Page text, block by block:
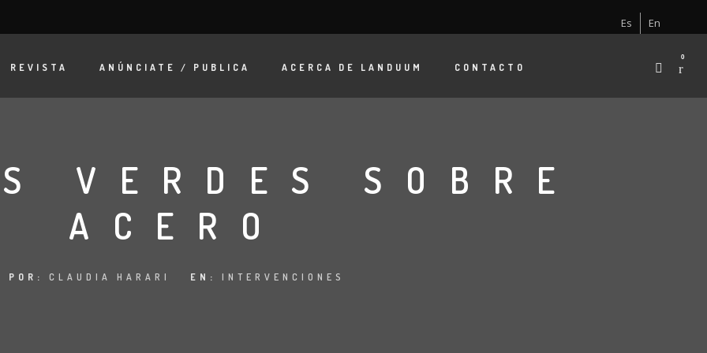
Es En
REVISTA ANÚNCIATE / PUBLICA ACERCA DE LANDUUM CONTACTO
0
VERDES SOBRE
ACERO
POR: CLAUDIA HARARI EN: INTERVENCIONES